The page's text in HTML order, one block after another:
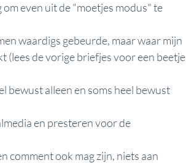
even uit de "moetjes modus" te
waardigs gebeurde, maar waar mijn
(lees de vorige briefjes voor een beetje
bewust alleen en soms heel bewust
en presteren voor de
comment ook mag zijn, niets aan